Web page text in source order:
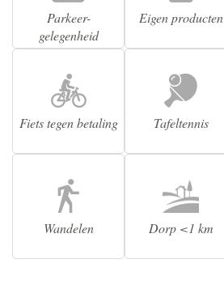
Parkeer-
gelegenheid
Eigen producten
Fiets tegen betaling Tafeltennis
Wandelen Dorp <1 km